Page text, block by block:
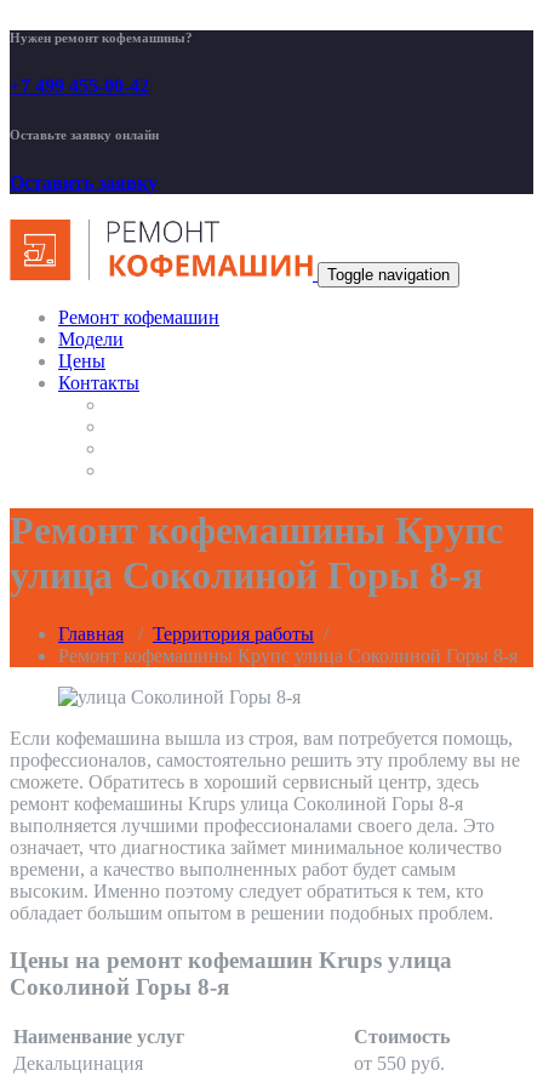
Нужен ремонт кофемашины?
+7 499 455-00-42
Оставьте заявку онлайн
Оставить заявку
Toggle navigation
Ремонт кофемашин
Модели
Цены
Контакты
Ремонт кофемашины Крупс
улица Соколиной Горы 8-я
Главная / Территория работы /
Ремонт кофемашины Крупс улица Соколиной Горы 8-я
Если кофемашина вышла из строя, вам потребуется помощь,
профессионалов, самостоятельно решить эту проблему вы не
сможете. Обратитесь в хороший сервисный центр, здесь
ремонт кофемашины Krups улица Соколиной Горы 8-я
выполняется лучшими профессионалами своего дела. Это
означает, что диагностика займет минимальное количество
времени, а качество выполненных работ будет самым
высоким. Именно поэтому следует обратиться к тем, кто
обладает большим опытом в решении подобных проблем.
Цены на ремонт кофемашин Krups улица
Соколиной Горы 8-я
Наименвание услуг
Стоимость
Декальцинация
от 550 руб.